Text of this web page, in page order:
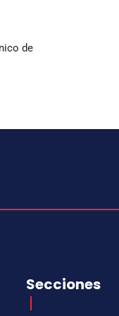
de
Secciones